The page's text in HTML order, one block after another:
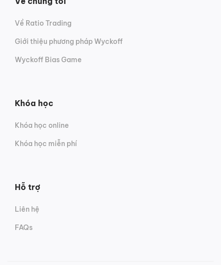
Về Ratio Trading
Giới thiệu phương pháp Wyckoff
Wyckoff Bias Game
Khóa học
Khóa học online
Khóa học miễn phí
Hỗ trợ
Liên hệ
FAQs